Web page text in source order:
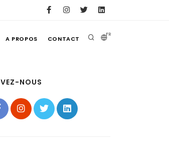
FR
A PROPOS CONTACT
NOUS